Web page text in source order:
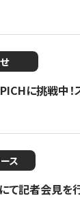
に挑戦中！
ス
て記者会見を